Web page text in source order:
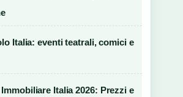
Italia: eventi teatrali, comici e
Italia 2026: Prezzi e